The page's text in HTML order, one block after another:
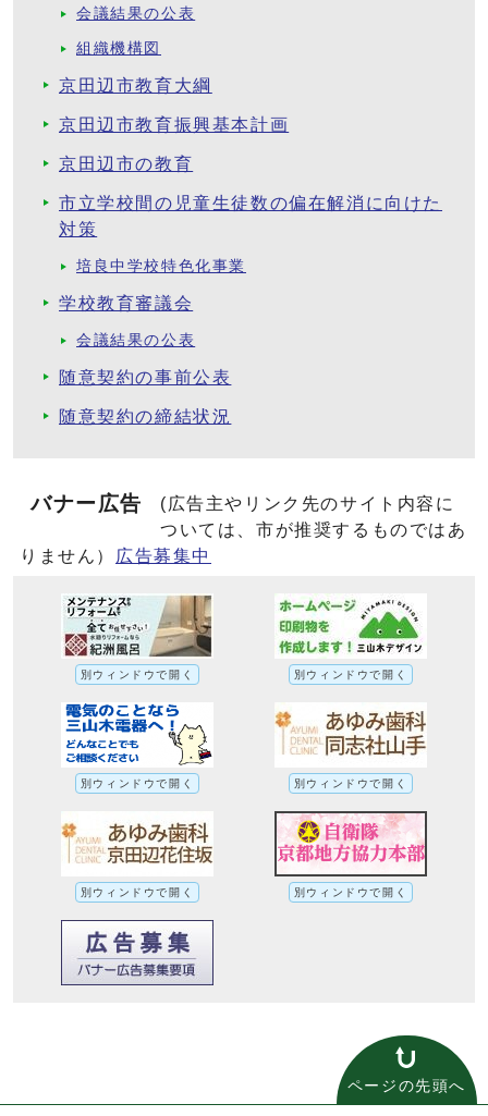
会議結果の公表
組織機構図
京田辺市教育大綱
京田辺市教育振興基本計画
京田辺市の教育
市立学校間の児童生徒数の偏在解消に向けた
対策
培良中学校特色化事業
学校教育審議会
会議結果の公表
随意契約の事前公表
随意契約の締結状況
バナー広告
(広告主やリンク先のサイト内容に
ついては、市が推奨するものではあ
りません）
広告募集中
別ウィンドウで開く 別ウィンドウで開く
別ウィンドウで開く 別ウィンドウで開く
別ウィンドウで開く 別ウィンドウで開く
ページの先頭へ